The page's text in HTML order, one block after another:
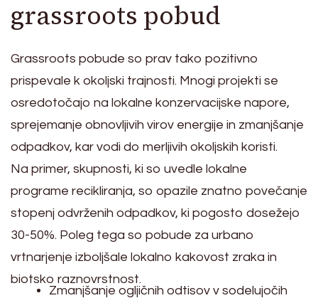
grassroots pobud
Grassroots pobude so prav tako pozitivno
prispevale k okoljski trajnosti. Mnogi projekti se
osredotočajo na lokalne konzervacijske napore,
sprejemanje obnovljivih virov energije in zmanjšanje
odpadkov, kar vodi do merljivih okoljskih koristi.
Na primer, skupnosti, ki so uvedle lokalne
programe recikliranja, so opazile znatno povečanje
stopenj odvrženih odpadkov, ki pogosto dosežejo
30-50%. Poleg tega so pobude za urbano
vrtnarjenje izboljšale lokalno kakovost zraka in
biotsko raznovrstnost.
Zmanjšanje ogljičnih odtisov v sodelujočih